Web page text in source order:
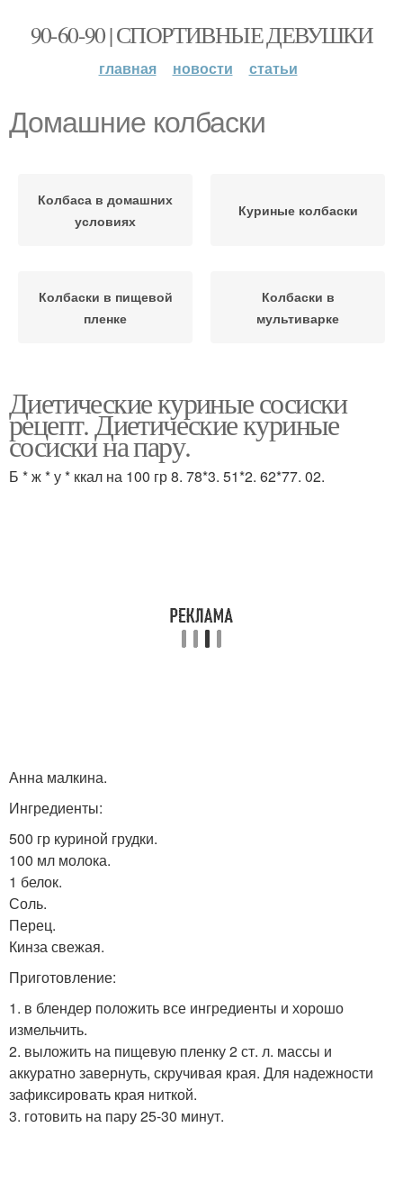
90-60-90 | СПОРТИВНЫЕ ДЕВУШКИ
главная новости статьи
Домашние колбаски
Колбаса в домашних
условиях
Куриные колбаски
Колбаски в пищевой
пленке
Колбаски в
мультиварке
Диетические куриные сосиски
рецепт. Диетические куриные
сосиски на пару.
Б * ж * у * ккал на 100 гр 8. 78*3. 51*2. 62*77. 02.
Анна малкина.
Ингредиенты:
500 гр куриной грудки.
100 мл молока.
1 белок.
Соль.
Перец.
Кинза свежая.
Приготовление:
1. в блендер положить все ингредиенты и хорошо
измельчить.
2. выложить на пищевую пленку 2 ст. л. массы и
аккуратно завернуть, скручивая края. Для надежности
зафиксировать края ниткой.
3. готовить на пару 25-30 минут.